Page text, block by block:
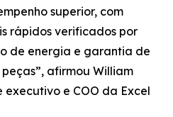
superior, com
rápidos verificados por
de energia e garantia de
afirmou William
e COO da Excel